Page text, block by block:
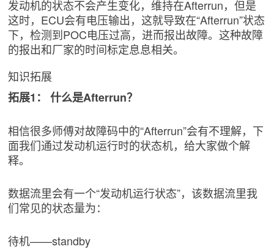
发动机的状态不会产生变化，维持在Afterrun，但是
这时，ECU会有电压输出，这就导致在“Afterrun”状态
下，检测到POC电压过高，进而报出故障。这种故障
的报出和厂家的时间标定息息相关。
知识拓展
拓展1： 什么是Afterrun？
相信很多师傅对故障码中的“Afterrun”会有不理解，下
面我们通过发动机运行时的状态机，给大家做个解
释。
数据流里会有一个“发动机运行状态”，该数据流里我
们常见的状态量为：
待机——standby